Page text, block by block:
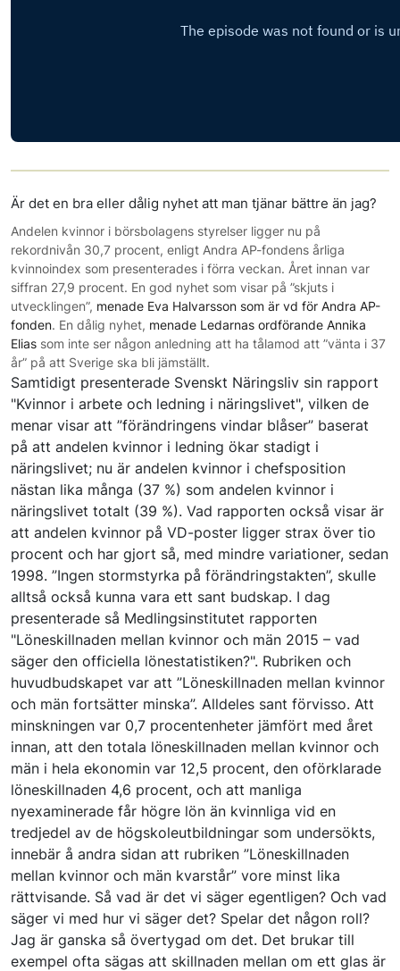
Är det en bra eller dålig nyhet att man tjänar bättre än jag?
Andelen kvinnor i börsbolagens styrelser ligger nu på
rekordnivån 30,7 procent, enligt Andra AP-fondens årliga
kvinnoindex som presenterades i förra veckan. Året innan var
siffran 27,9 procent. En god nyhet som visar på ”skjuts i
utvecklingen”, menade Eva Halvarsson som är vd för Andra AP-
fonden. En dålig nyhet, menade Ledarnas ordförande Annika
Elias som inte ser någon anledning att ha tålamod att ”vänta i 37
år” på att Sverige ska bli jämställt.
Samtidigt presenterade Svenskt Näringsliv sin rapport
"Kvinnor i arbete och ledning i näringslivet", vilken de
menar visar att ”förändringens vindar blåser” baserat
på att andelen kvinnor i ledning ökar stadigt i
näringslivet; nu är andelen kvinnor i chefsposition
nästan lika många (37 %) som andelen kvinnor i
näringslivet totalt (39 %). Vad rapporten också visar är
att andelen kvinnor på VD-poster ligger strax över tio
procent och har gjort så, med mindre variationer, sedan
1998. ”Ingen stormstyrka på förändringstakten”, skulle
alltså också kunna vara ett sant budskap. I dag
presenterade så Medlingsinstitutet rapporten
"Löneskillnaden mellan kvinnor och män 2015 – vad
säger den officiella lönestatistiken?". Rubriken och
huvudbudskapet var att ”Löneskillnaden mellan kvinnor
och män fortsätter minska”. Alldeles sant förvisso. Att
minskningen var 0,7 procentenheter jämfört med året
innan, att den totala löneskillnaden mellan kvinnor och
män i hela ekonomin var 12,5 procent, den oförklarade
löneskillnaden 4,6 procent, och att manliga
nyexaminerade får högre lön än kvinnliga vid en
tredjedel av de högskoleutbildningar som undersökts,
innebär å andra sidan att rubriken ”Löneskillnaden
mellan kvinnor och män kvarstår” vore minst lika
rättvisande. Så vad är det vi säger egentligen? Och vad
säger vi med hur vi säger det? Spelar det någon roll?
Jag är ganska så övertygad om det. Det brukar till
exempel ofta sägas att skillnaden mellan om ett glas är